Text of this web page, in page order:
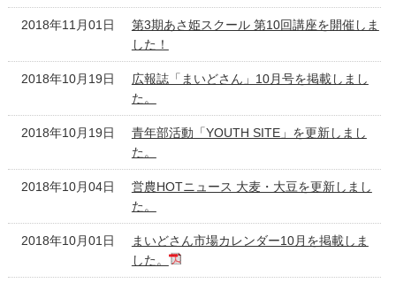
2018年11月01日
第3期あさ姫スクール 第10回講座を開催しま
した！
2018年10月19日
広報誌「まいどさん」10月号を掲載しまし
た。
2018年10月19日
青年部活動「YOUTH SITE」を更新しまし
た。
2018年10月04日
営農HOTニュース 大麦・大豆を更新しまし
た。
2018年10月01日
まいどさん市場カレンダー10月を掲載しま
した。